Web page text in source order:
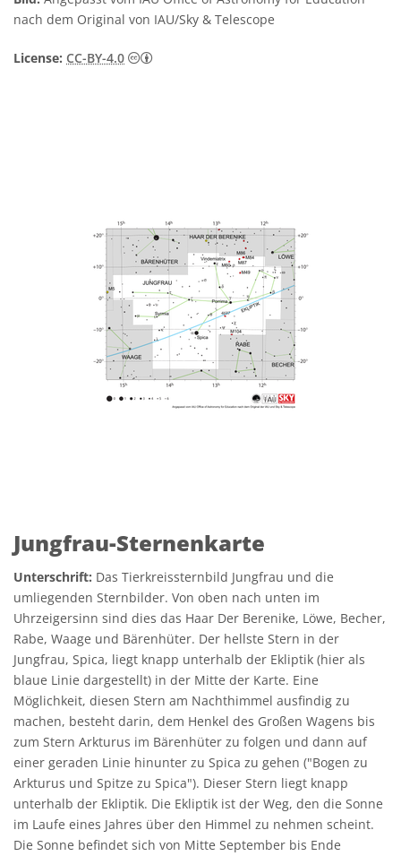
nach dem Original von IAU/Sky & Telescope
License: CC-BY-4.0 Creative Commons Namensnennung 4.0
Jungfrau-Sternenkarte
Unterschrift: Das Tierkreissternbild Jungfrau und die
umliegenden Sternbilder. Von oben nach unten im
Uhrzeigersinn sind dies das Haar Der Berenike, Löwe, Becher,
Rabe, Waage und Bärenhüter. Der hellste Stern in der
Jungfrau, Spica, liegt knapp unterhalb der Ekliptik (hier als
blaue Linie dargestellt) in der Mitte der Karte. Eine
Möglichkeit, diesen Stern am Nachthimmel ausfindig zu
machen, besteht darin, dem Henkel des Großen Wagens bis
zum Stern Arkturus im Bärenhüter zu folgen und dann auf
einer geraden Linie hinunter zu Spica zu gehen ("Bogen zu
Arkturus und Spitze zu Spica"). Dieser Stern liegt knapp
unterhalb der Ekliptik. Die Ekliptik ist der Weg, den die Sonne
im Laufe eines Jahres über den Himmel zu nehmen scheint.
Die Sonne befindet sich von Mitte September bis Ende